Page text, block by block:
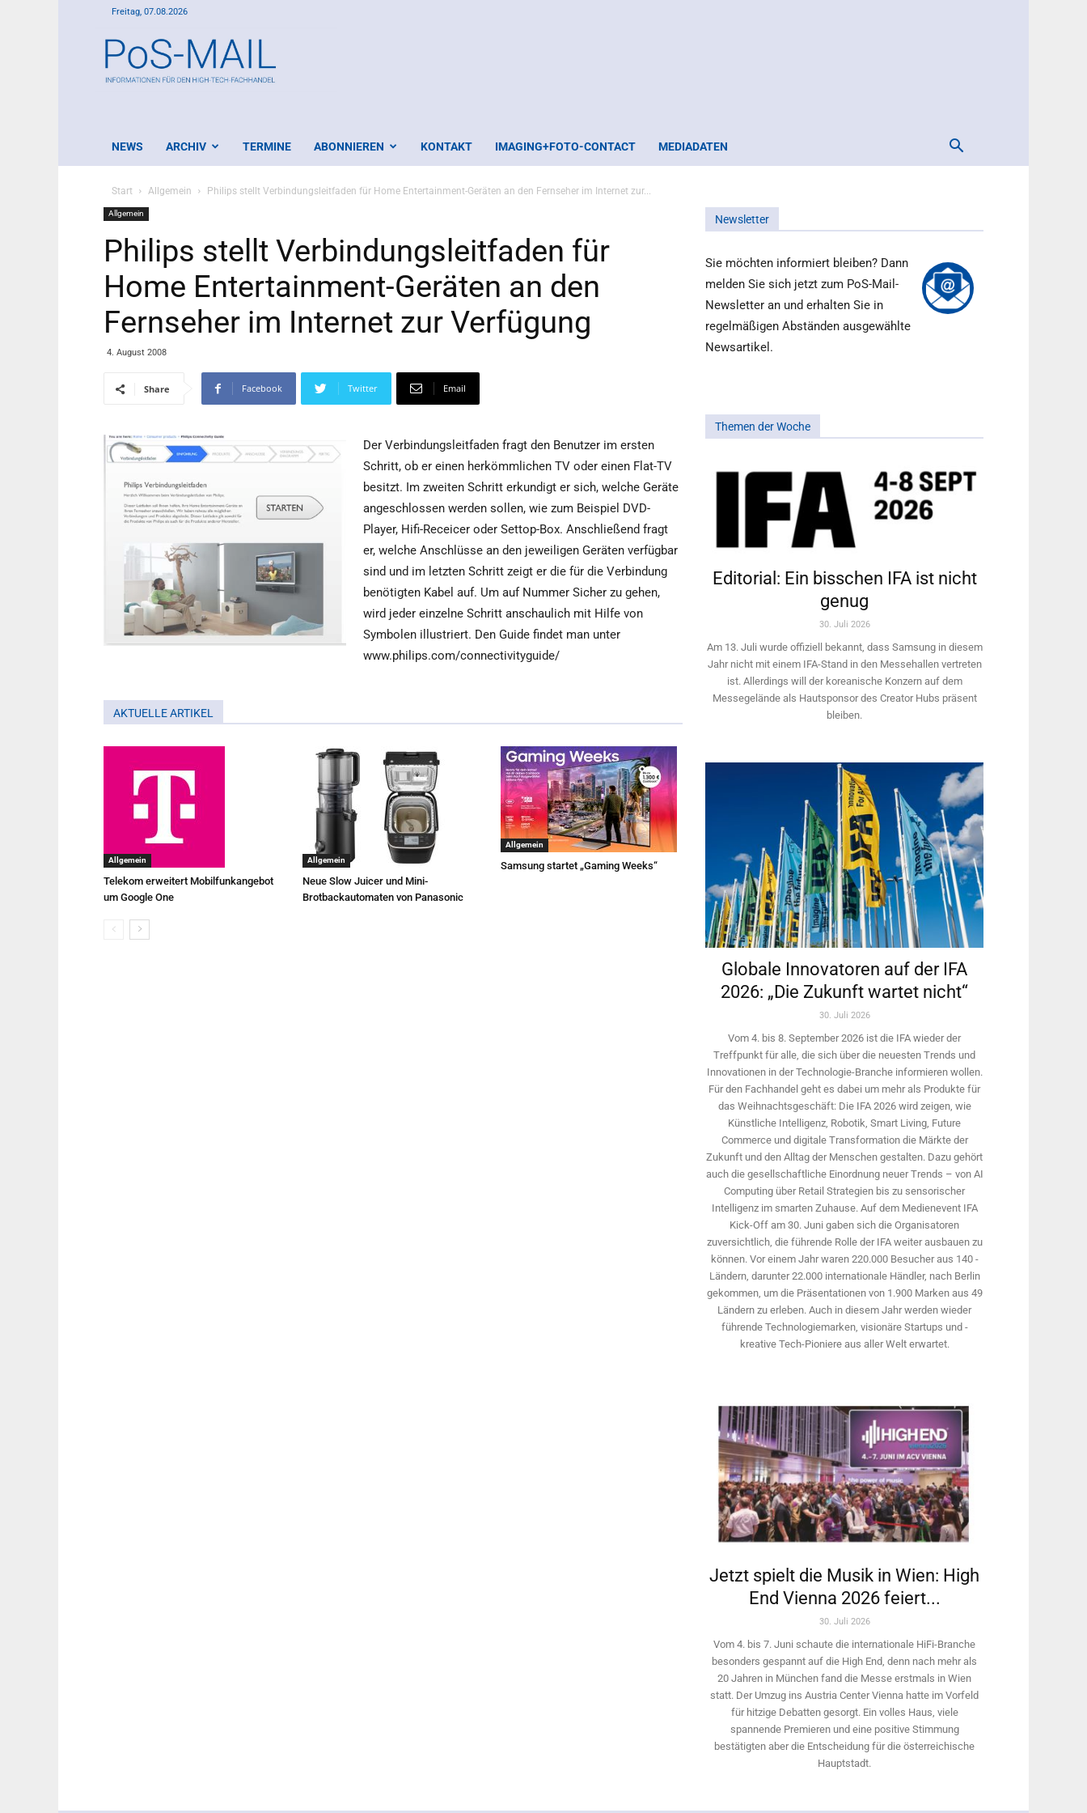
Freitag, 07.08.2026
Mail
NEWS ARCHIV TERMINE ABONNIEREN KONTAKT IMAGING+FOTO-CONTACT MEDIADATEN
Start Allgemein Philips stellt Verbindungsleitfaden für Home Entertainment-Geräten an den Fernseher im Internet zur...
Allgemein
Philips stellt Verbindungsleitfaden für
Home Entertainment-Geräten an den
Fernseher im Internet zur Verfügung
4. August 2008
Share Facebook Twitter Email
Der Verbindungsleitfaden fragt den Benutzer im ersten
Schritt, ob er einen herkömmlichen TV oder einen Flat-TV
besitzt. Im zweiten Schritt erkundigt er sich, welche Geräte
angeschlossen werden sollen, wie zum Beispiel DVD-
Player, Hifi-Receicer oder Settop-Box. Anschließend fragt
er, welche Anschlüsse an den jeweiligen Geräten verfügbar
sind und im letzten Schritt zeigt er die für die Verbindung
benötigten Kabel auf. Um auf Nummer Sicher zu gehen,
wird jeder einzelne Schritt anschaulich mit Hilfe von
Symbolen illustriert. Den Guide findet man unter
www.philips.com/connectivityguide/
AKTUELLE ARTIKEL
Allgemein
Telekom erweitert Mobilfunkangebot
um Google One
Allgemein
Neue Slow Juicer und Mini-
Brotbackautomaten von Panasonic
Allgemein
Samsung startet „Gaming Weeks“
Newsletter
Sie möchten informiert bleiben? Dann
melden Sie sich jetzt zum PoS-Mail-
Newsletter an und erhalten Sie in
regelmäßigen Abständen ausgewählte
Newsartikel.
Themen der Woche
Editorial: Ein bisschen IFA ist nicht
genug
30. Juli 2026
Am 13. Juli wurde offiziell bekannt, dass Samsung in diesem
Jahr nicht mit einem IFA-Stand in den Messehallen vertreten
ist. Allerdings will ­der koreanische Konzern auf dem
Messegelände als Hautsponsor des Creator Hubs präsent
bleiben.
Globale Innovatoren auf der IFA
2026: „Die Zukunft wartet nicht“
30. Juli 2026
Vom 4. bis 8. September 2026 ist die IFA wieder der
Treffpunkt für alle, die sich über die neuesten Trends und
Innovationen in der Technologie-­Branche informieren wollen.
Für den Fachhandel geht es dabei um mehr als Produkte für
das Weihnachtsgeschäft: Die IFA 2026 wird ­zeigen, wie
Künstliche Intelligenz, Robotik, Smart Living, Future
Commerce und digitale Trans­formation die Märkte der
Zukunft und den Alltag der Menschen gestalten. Dazu gehört
auch die gesellschaftliche Einordnung neuer Trends – von AI
Computing über Retail Strategien bis zu sensorischer
Intelligenz im smarten Zuhause. Auf dem Medien­event IFA
Kick-Off am 30. Juni gaben sich die Organisatoren
zuversichtlich, die führende Rolle der IFA weiter ausbauen zu
können. Vor einem Jahr ­waren 220.000 Besucher aus 140 ­
Ländern, ­darunter 22.000 internationale Händler, nach Berlin
gekommen, um die Präsen­tationen von 1.900 Marken aus 49
Ländern zu erleben. Auch in diesem Jahr werden wieder
führende Technologiemarken, visionäre Startups und ­
kreative Tech-Pioniere aus aller Welt erwartet.
Jetzt spielt die Musik in Wien: High
End Vienna 2026 feiert...
30. Juli 2026
Vom 4. bis 7. Juni schaute die internationale HiFi-Branche
besonders gespannt auf die High End, denn nach mehr als
20 Jahren in München fand die Messe erstmals in Wien
statt. Der Umzug ins Austria Center Vienna hatte im Vorfeld
für hitzige Debatten gesorgt. Ein volles Haus, viele
spannende Premieren und eine positive Stimmung
bestätigten aber die Entscheidung für die österreichische
Hauptstadt.